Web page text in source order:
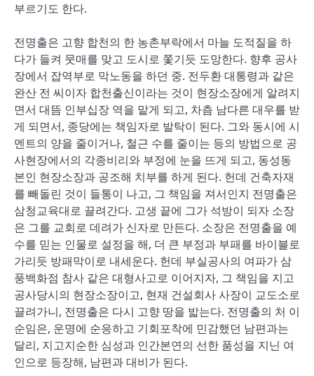
부르기도 한다.
전명출은 고향 합천의 한 농촌부락에서 마늘 도적질을 하
다가 들켜 뭇매를 맞고 도시로 쫓기듯 도망한다. 향후 공사
장에서 잡역부로 막노동을 하던 중. 전두환 대통령과 같은
완산 전 씨이자 합천출신이라는 것이 현장소장에게 알려지
면서 대뜸 인부십장 역을 맡게 되고, 차츰 남다른 대우를 받
게 되면서, 종당에는 책임자로 발탁이 된다. 그와 동시에 시
멘트의 양을 줄이거나, 철근 수를 줄이는 등의 방법으로 공
사현장에서의 각종비리와 부정에 눈을 뜨게 되고, 동성동
본인 현장소장과 공조해 치부를 하게 된다. 헌데 건축자재
를 빼돌린 것이 들통이 나고, 그 책임을 져서인지 전명출은
삼청교육대로 끌려간다. 고생 끝에 그가 석방이 되자 소장
은 그를 교회로 데려가 신자로 만든다. 소장은 전명출을 예
수를 믿는 인물로 설정을 해, 더 큰 부정과 부패를 바이블로
가리듯 방패막이로 내세운다. 헌데 부실공사의 여파가 삼
풍백화점 참사 같은 대형사고로 이어지자, 그 책임을 지고
공사당시의 현장소장이고, 현재 건설회사 사장이 교도소로
끌려가니, 전명출은 다시 고향 땅을 밟는다. 전명출의 처 이
순임은, 운명에 순응하고 기회포착에 민감했던 남편과는
달리, 지고지순한 심성과 인간본연의 선한 품성을 지닌 여
인으로 등장해, 남편과 대비가 된다.